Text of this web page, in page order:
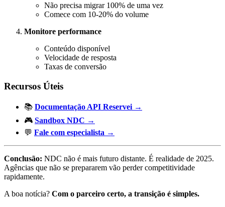
Não precisa migrar 100% de uma vez
Comece com 10-20% do volume
Monitore performance
Conteúdo disponível
Velocidade de resposta
Taxas de conversão
Recursos Úteis
📚 Documentação API Reservei →
🎮 Sandbox NDC →
💬 Fale com especialista →
Conclusão: NDC não é mais futuro distante. É realidade de 2025.
Agências que não se prepararem vão perder competitividade
rapidamente.
A boa notícia? Com o parceiro certo, a transição é simples.